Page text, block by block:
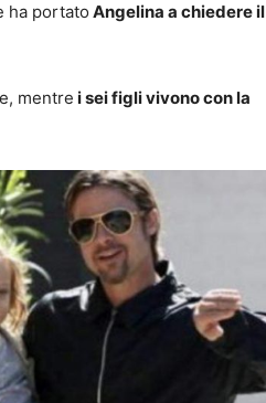
ha portato Angelina a chiedere il
mentre i sei figli vivono con la